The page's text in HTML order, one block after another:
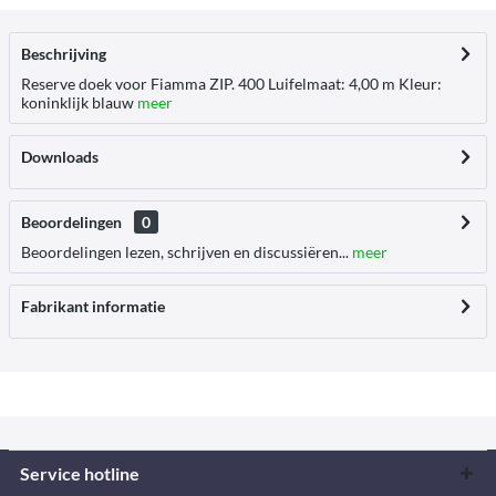
Beschrijving
Reserve doek voor Fiamma ZIP. 400 Luifelmaat: 4,00 m Kleur:
koninklijk blauw meer
Downloads
Beoordelingen
0
Beoordelingen lezen, schrijven en discussiëren... meer
Fabrikant informatie
Service hotline